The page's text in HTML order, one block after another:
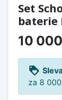
Set
baterie
10
loyalty
za 8